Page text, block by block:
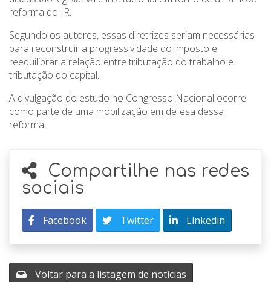
reforma do IR.
Segundo os autores, essas diretrizes seriam necessárias
para reconstruir a progressividade do imposto e
reequilibrar a relação entre tributação do trabalho e
tributação do capital.
A divulgação do estudo no Congresso Nacional ocorre
como parte de uma mobilização em defesa dessa
reforma.
Compartilhe nas redes
sociais
Facebook Twitter Linkedin
Voltar para a listagem de notícias